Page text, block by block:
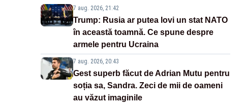
7 aug. 2026, 21:42
Trump: Rusia ar putea lovi un stat NATO
în această toamnă. Ce spune despre
armele pentru Ucraina
7 aug. 2026, 20:43
Gest superb făcut de Adrian Mutu pentru
soția sa, Sandra. Zeci de mii de oameni
au văzut imaginile